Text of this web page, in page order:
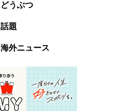
どうぶつ
話題
海外ニュース